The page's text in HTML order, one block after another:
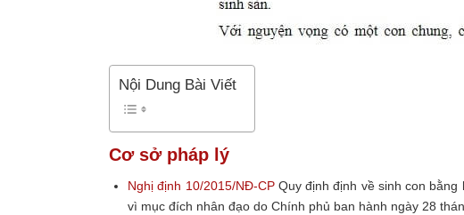
Nội Dung Bài Viết
Cơ sở pháp lý
Nghị định 10/2015/NĐ-CPQuy định định về sinh con bằng
vì mục đích nhân đạo do Chính phủ ban hành ngày 28